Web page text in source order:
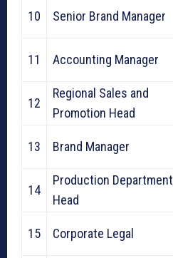
10 Senior Brand Manager
11 Accounting Manager
12
Regional Sales and
Promotion Head
13 Brand Manager
14
Production Department
Head
15 Corporate Legal